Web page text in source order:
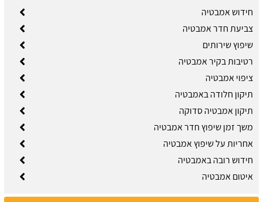
חידוש אמבטיה
צביעת חדר אמבטיה
שיפוץ שירותים
רטיבות בקיר אמבטיה
ציפוי אמבטיה
תיקון חלודה באמבטיה
תיקון אמבטיה סדוקה
משך זמן שיפוץ חדר אמבטיה
אחריות על שיפוץ אמבטיה
חידוש רובה באמבטיה
איטום אמבטיה